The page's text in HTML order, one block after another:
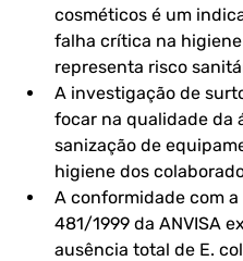
cosméticos é um
falha crítica na
representa risco
A investigação de
focar na qualidade da
sanização de
higiene dos
A conformidade com a
481/1999 da ANVISA
ausência total de E.